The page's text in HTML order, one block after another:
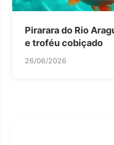
Pirarara do Rio
e troféu cobiçado
26/06/2026